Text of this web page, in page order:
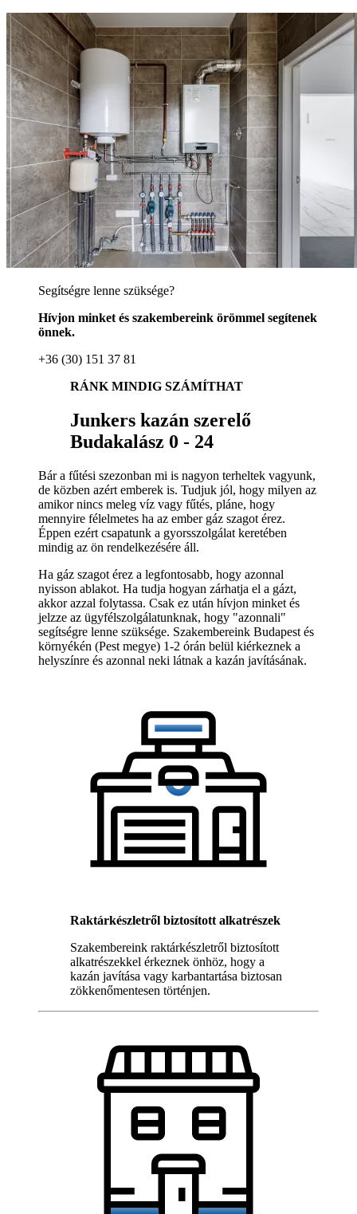
Segítségre lenne szüksége?
Hívjon minket és szakembereink örömmel segítenek
önnek.
+36 (30) 151 37 81
RÁNK MINDIG SZÁMÍTHAT
Junkers kazán szerelő
Budakalász 0 - 24
Bár a fűtési szezonban mi is nagyon terheltek vagyunk,
de közben azért emberek is. Tudjuk jól, hogy milyen az
amikor nincs meleg víz vagy fűtés, pláne, hogy
mennyire félelmetes ha az ember gáz szagot érez.
Éppen ezért csapatunk a gyorsszolgálat keretében
mindig az ön rendelkezésére áll.
Ha gáz szagot érez a legfontosabb, hogy azonnal
nyisson ablakot. Ha tudja hogyan zárhatja el a gázt,
akkor azzal folytassa. Csak ez után hívjon minket és
jelzze az ügyfélszolgálatunknak, hogy "azonnali"
segítségre lenne szüksége. Szakembereink Budapest és
környékén (Pest megye) 1-2 órán belül kiérkeznek a
helyszínre és azonnal neki látnak a kazán javításának.
Raktárkészletről biztosított alkatrészek
Szakembereink raktárkészletről biztosított
alkatrészekkel érkeznek önhöz, hogy a
kazán javítása vagy karbantartása biztosan
zökkenőmentesen történjen.